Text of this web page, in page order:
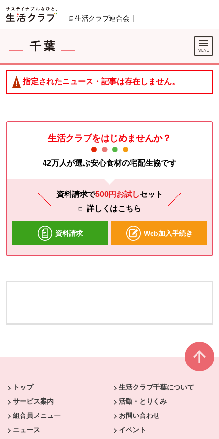
ページの先頭です。
生活クラブ連合会
ここからサイト内共通メニューです。
サイト内共通メニューをスキップする
サイト内共通メニューここまで。
指定されたニュース・記事は存在しません。
生活クラブをはじめませんか？
42万人が選ぶ安心食材の宅配生協です
資料請求で500円お試しセット
詳しくはこちら
資料請求 Web加入手続き
トップ
生活クラブ千葉について
サービス案内
活動・とりくみ
組合員メニュー
お問い合わせ
ニュース
イベント